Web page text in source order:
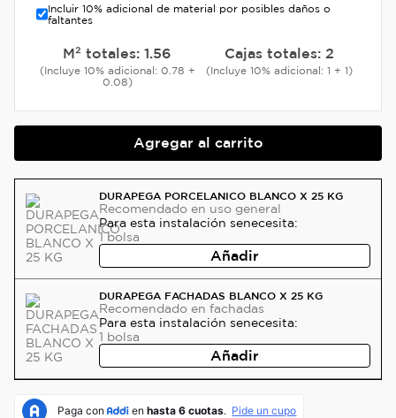
Incluir 10% adicional de material por posibles daños o
faltantes
M² totales: 1.56
(Incluye 10% adicional: 0.78 +
0.08)
Cajas totales: 2
(Incluye 10% adicional: 1 + 1)
Agregar al carrito
DURAPEGA PORCELANICO BLANCO X 25 KG
Recomendado en uso general
Para esta instalación senecesita:
1 bolsa
Añadir
DURAPEGA FACHADAS BLANCO X 25 KG
Recomendado en fachadas
Para esta instalación senecesita:
1 bolsa
Añadir